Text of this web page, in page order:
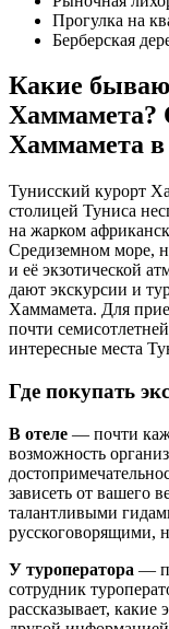
Прогулка на
Берберская
Какие
Хаммамета?
Хаммамета в
Тунисский курорт
столицей Туниса
на жарком
Средиземном море,
и её экзотической
дают экскурсии и
Хаммамета. Для
почти
интересные места
Где покупать
В отеле — почти
возможность
зависеть от вашего
талантливыми
русскоговорящими,
У туроператора —
сотрудник
рассказывает, какие